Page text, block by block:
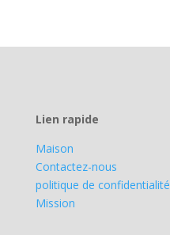
Lien rapide
Maison
Contactez-nous
politique de confidentialité
Mission